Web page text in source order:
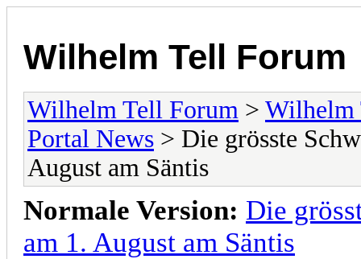
Wilhelm Tell Forum
Wilhelm Tell Forum > Wilhelm
Portal News > Die grösste
August am Säntis
Normale Version: Die
am 1. August am Säntis